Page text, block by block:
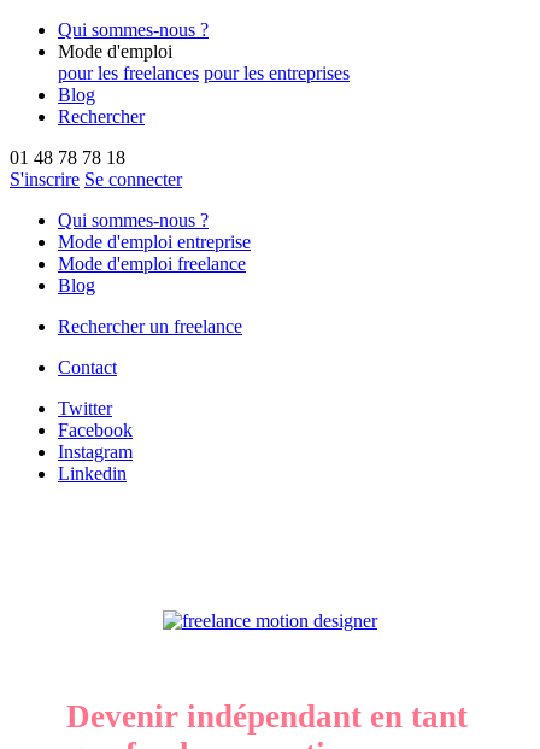
Qui sommes-nous ?
Mode d'emploi
pour les freelances pour les entreprises
Blog
Rechercher
01 48 78 78 18
S'inscrire Se connecter
Qui sommes-nous ?
Mode d'emploi entreprise
Mode d'emploi freelance
Blog
Rechercher un freelance
Contact
Twitter
Facebook
Instagram
Linkedin
Devenir indépendant en tant